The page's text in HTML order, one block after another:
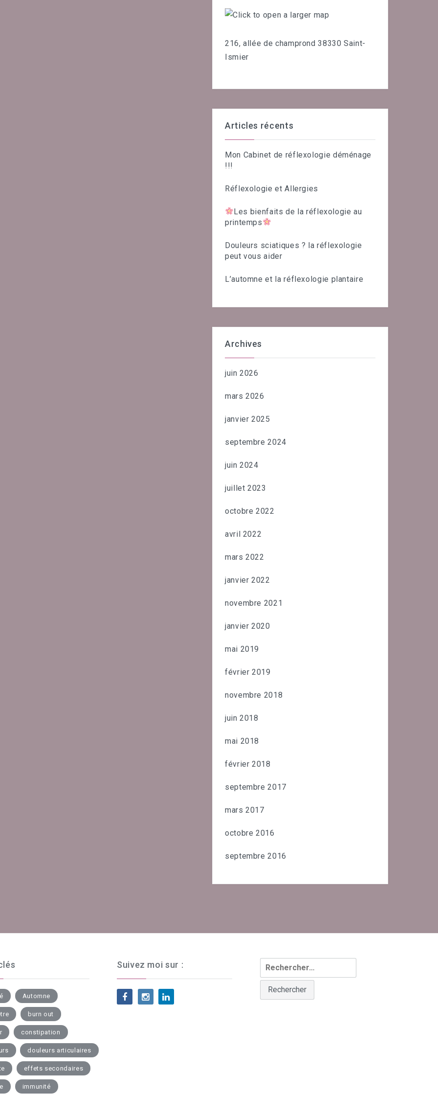
216, allée de champrond 38330 Saint-
Ismier
Articles récents
Mon Cabinet de réflexologie déménage
!!!
Réflexologie et Allergies
Les bienfaits de la réflexologie au
printemps
Douleurs sciatiques ? la réflexologie
peut vous aider
L’automne et la réflexologie plantaire
Archives
juin 2026
mars 2026
janvier 2025
septembre 2024
juin 2024
juillet 2023
octobre 2022
avril 2022
mars 2022
janvier 2022
novembre 2021
janvier 2020
mai 2019
février 2019
novembre 2018
juin 2018
mai 2018
février 2018
septembre 2017
mars 2017
octobre 2016
septembre 2016
Automne
burn out
constipation
douleurs articulaires
effets secondaires
immunité
Suivez moi sur : Rechercher :